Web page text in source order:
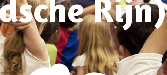
Rijn)